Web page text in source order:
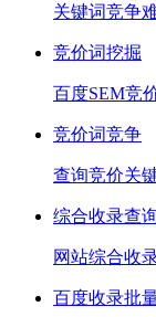
关键词竞争
竞价词挖掘
百度SEM竞
竞价词竞争
查询竞价关
综合收录查
网站综合收
百度收录批